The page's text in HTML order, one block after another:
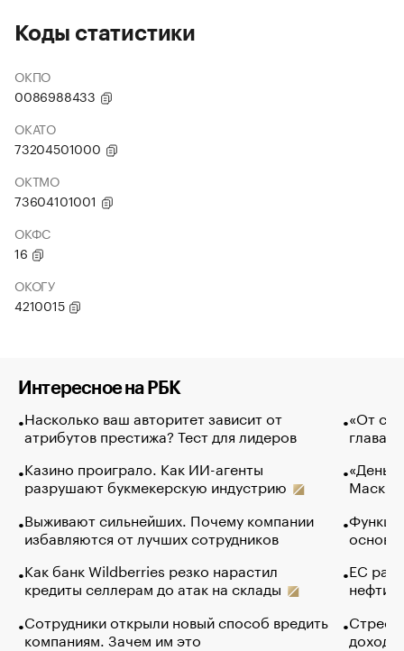
Коды статистики
ОКПО
0086988433
ОКАТО
73204501000
ОКТМО
73604101001
ОКФС
16
ОКОГУ
4210015
Интересное на РБК
Насколько ваш авторитет зависит от
атрибутов престижа? Тест для лидеров
Казино проиграло. Как ИИ-агенты
разрушают букмекерскую индустрию
Выживают сильнейших. Почему компании
избавляются от лучших сотрудников
Как банк Wildberries резко нарастил
кредиты селлерам до атак на склады
Сотрудники открыли новый способ вредить
компаниям. Зачем им это
«От
глава
Маск в
основ
ЕС
нефти